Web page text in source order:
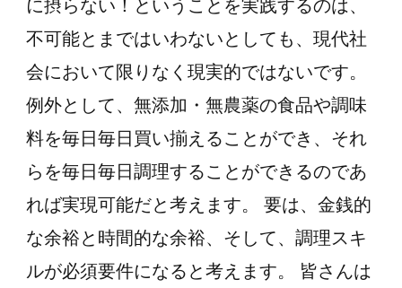
に摂らない！ということを実践するのは、
不可能とまではいわないとしても、現代社
会において限りなく現実的ではないです。
例外として、無添加・無農薬の食品や調味
料を毎日毎日買い揃えることができ、それ
らを毎日毎日調理することができるのであ
れば実現可能だと考えます。 要は、金銭的
な余裕と時間的な余裕、そして、調理スキ
ルが必須要件になると考えます。 皆さんは